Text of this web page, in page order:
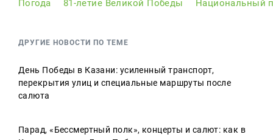
Погода 81-летие Великой Победы Национальный
ДРУГИЕ НОВОСТИ ПО ТЕМЕ
День Победы в Казани: усиленный транспорт,
перекрытия улиц и специальные маршруты после
салюта
Парад, «Бессмертный полк», концерты и салют: как в